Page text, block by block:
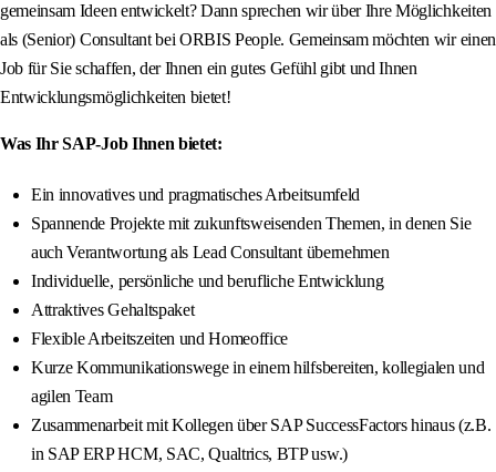
gemeinsam Ideen entwickelt? Dann sprechen wir über Ihre Möglichkeiten
als (Senior) Consultant bei ORBIS People. Gemeinsam möchten wir einen
Job für Sie schaffen, der Ihnen ein gutes Gefühl gibt und Ihnen
Entwicklungsmöglichkeiten bietet!
Was Ihr SAP-Job Ihnen bietet:
Ein innovatives und pragmatisches Arbeitsumfeld
Spannende Projekte mit zukunftsweisenden Themen, in denen Sie
auch Verantwortung als Lead Consultant übernehmen
Individuelle, persönliche und berufliche Entwicklung
Attraktives Gehaltspaket
Flexible Arbeitszeiten und Homeoffice
Kurze Kommunikationswege in einem hilfsbereiten, kollegialen und
agilen Team
Zusammenarbeit mit Kollegen über SAP SuccessFactors hinaus (z.B.
in SAP ERP HCM, SAC, Qualtrics, BTP usw.)